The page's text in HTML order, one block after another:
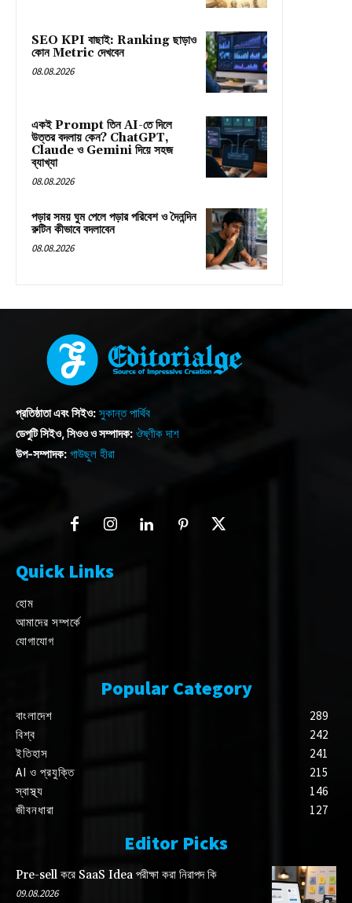
SEO KPI বাছাই: Ranking ছাড়াও
কোন Metric দেখবেন
08.08.2026
একই Prompt তিন AI-তে দিলে
উত্তর বদলায় কেন? ChatGPT,
Claude ও Gemini দিয়ে সহজ
ব্যাখ্যা
08.08.2026
পড়ার সময় ঘুম পেলে পড়ার পরিবেশ ও দৈনন্দিন
রুটিন কীভাবে বদলাবেন
08.08.2026
প্রতিষ্ঠাতা এবং সিইও: সুকান্ত পার্থিব
ডেপুটি সিইও, সিওও ও সম্পাদক: ঔষ্ণীক দাশ
উপ-সম্পাদক: গাউছুল হীরা
Quick Links
হোম
আমাদের সম্পর্কে
যোগাযোগ
Popular Category
বাংলাদেশ
289
বিশ্ব
242
ইতিহাস
241
AI ও প্রযুক্তি
215
স্বাস্থ্য
146
জীবনধারা
127
Editor Picks
Pre-sell করে SaaS Idea পরীক্ষা করা নিরাপদ কি
09.08.2026